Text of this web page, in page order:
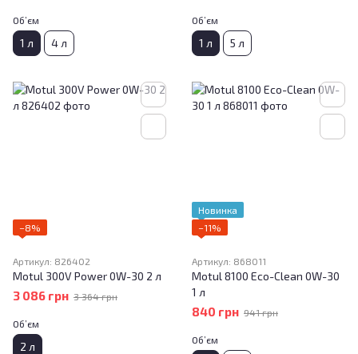
Об’єм
1 л 4 л
Об’єм
1 л 5 л
−8%
Артикул: 826402
Motul 300V Power 0W-30 2 л
3 086 грн 3 364 грн
Об’єм
2 л
Новинка
−11%
Артикул: 868011
Motul 8100 Eco-Clean 0W-30
1 л
840 грн 941 грн
Об’єм